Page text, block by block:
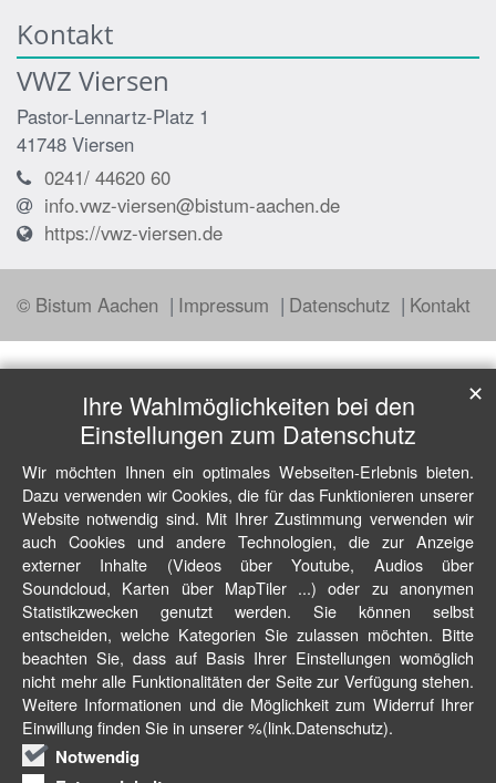
Kontakt
VWZ Viersen
Pastor-Lennartz-Platz 1
41748 Viersen
0241/ 44620 60
info.vwz-viersen@bistum-aachen.de
https://vwz-viersen.de
© Bistum Aachen Impressum Datenschutz Kontakt
Ihre Wahlmöglichkeiten bei den
Einstellungen zum Datenschutz
Wir möchten Ihnen ein optimales Webseiten-Erlebnis bieten.
Dazu verwenden wir Cookies, die für das Funktionieren unserer
Website notwendig sind. Mit Ihrer Zustimmung verwenden wir
auch Cookies und andere Technologien, die zur Anzeige
externer Inhalte (Videos über Youtube, Audios über
Soundcloud, Karten über MapTiler ...) oder zu anonymen
Statistikzwecken genutzt werden. Sie können selbst
entscheiden, welche Kategorien Sie zulassen möchten. Bitte
beachten Sie, dass auf Basis Ihrer Einstellungen womöglich
nicht mehr alle Funktionalitäten der Seite zur Verfügung stehen.
Weitere Informationen und die Möglichkeit zum Widerruf Ihrer
Einwillung finden Sie in unserer %(link.Datenschutz).
Notwendig
✕